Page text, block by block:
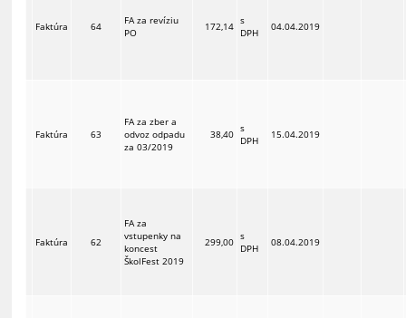
Faktúra 64
FA za revíziu
PO
172,14 s
DPH
04.04.2019
Faktúra 63
FA za zber a
odvoz odpadu
za 03/2019
38,40 s
DPH
15.04.2019
Faktúra 62
FA za
vstupenky na
koncest
ŠkolFest 2019
299,00 s
DPH
08.04.2019